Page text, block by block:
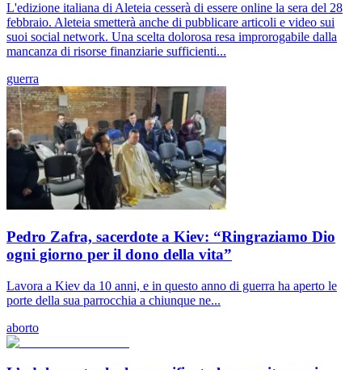
L'edizione italiana di Aleteia cesserà di essere online la sera del 28
febbraio. Aleteia smetterà anche di pubblicare articoli e video sui
suoi social network. Una scelta dolorosa resa improrogabile dalla
mancanza di risorse finanziarie sufficienti...
guerra
Pedro Zafra, sacerdote a Kiev: “Ringraziamo Dio
ogni giorno per il dono della vita”
Lavora a Kiev da 10 anni, e in questo anno di guerra ha aperto le
porte della sua parrocchia a chiunque ne...
aborto